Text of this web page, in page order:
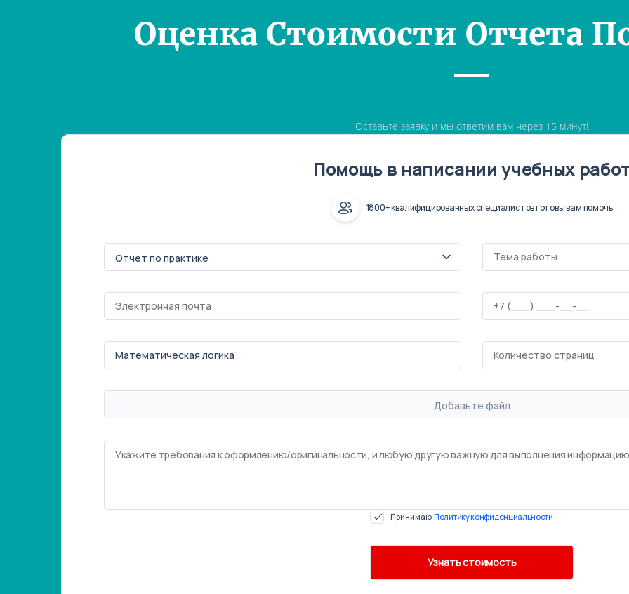
Оценка Стоимости Отчета
Оставьте заявку и мы ответим вам через 15 минут!
Помощь в написании учебных
1800+ квалифицированных специалистов готовы вам помочь
Добавьте файл
Принимаю Политику конфиденциальности